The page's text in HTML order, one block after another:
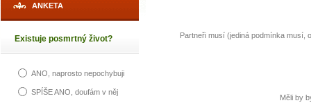
ANKETA
Existuje posmrtný život?
ANO, naprosto nepochybuji
SPÍŠE ANO, doufám v něj
Partneři musí (jediná podmínka musí,
Měli by